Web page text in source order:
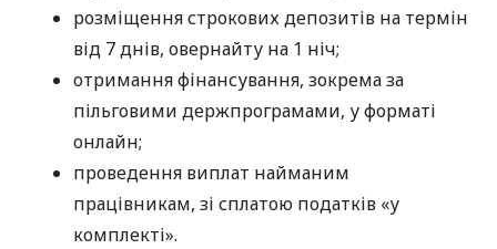
розміщення строкових депозитів на термін
від 7 днів, овернайту на 1 ніч;
отримання фінансування, зокрема за
пільговими держпрограмами, у форматі
онлайн;
проведення виплат найманим
працівникам, зі сплатою податків «у
комплекті».